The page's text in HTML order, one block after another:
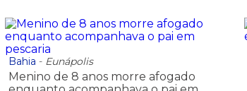
Bahia - Eunápolis
Menino de 8 anos morre afogado